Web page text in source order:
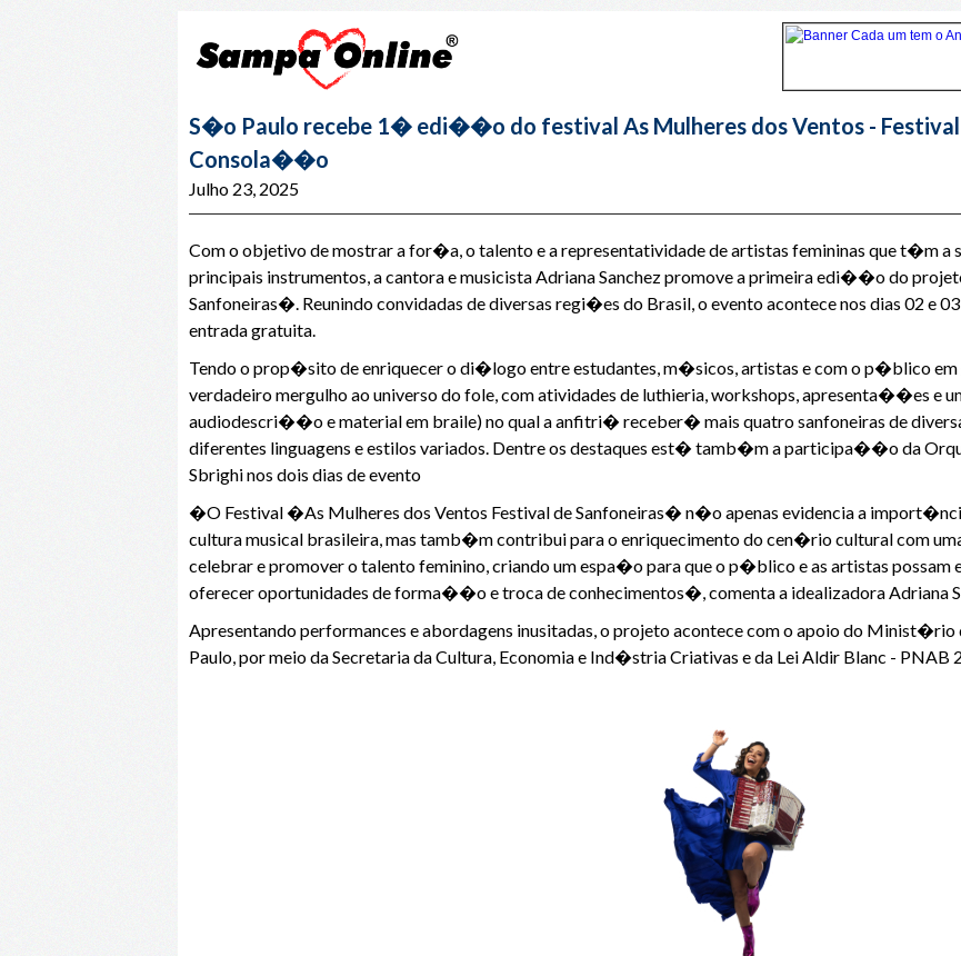
S�o Paulo recebe 1� edi��o do festival As Mulheres dos Ventos - Festival
Consola��o
Julho 23, 2025
Com o objetivo de mostrar a for�a, o talento e a representatividade de artistas femininas que t�m a
principais instrumentos, a cantora e musicista Adriana Sanchez promove a primeira edi��o do
Sanfoneiras�. Reunindo convidadas de diversas regi�es do Brasil, o evento acontece nos dias 02 e
entrada gratuita.
Tendo o prop�sito de enriquecer o di�logo entre estudantes, m�sicos, artistas e com o p�blico
verdadeiro mergulho ao universo do fole, com atividades de luthieria, workshops, apresenta��es e
audiodescri��o e material em braile) no qual a anfitri� receber� mais quatro sanfoneiras de
diferentes linguagens e estilos variados. Dentre os destaques est� tamb�m a participa��o da
Sbrighi nos dois dias de evento
�O Festival �As Mulheres dos Ventos Festival de Sanfoneiras� n�o apenas evidencia a
cultura musical brasileira, mas tamb�m contribui para o enriquecimento do cen�rio cultural com
celebrar e promover o talento feminino, criando um espa�o para que o p�blico e as artistas
oferecer oportunidades de forma��o e troca de conhecimentos�, comenta a idealizadora Adriana
Apresentando performances e abordagens inusitadas, o projeto acontece com o apoio do
Paulo, por meio da Secretaria da Cultura, Economia e Ind�stria Criativas e da Lei Aldir Blanc - PNAB